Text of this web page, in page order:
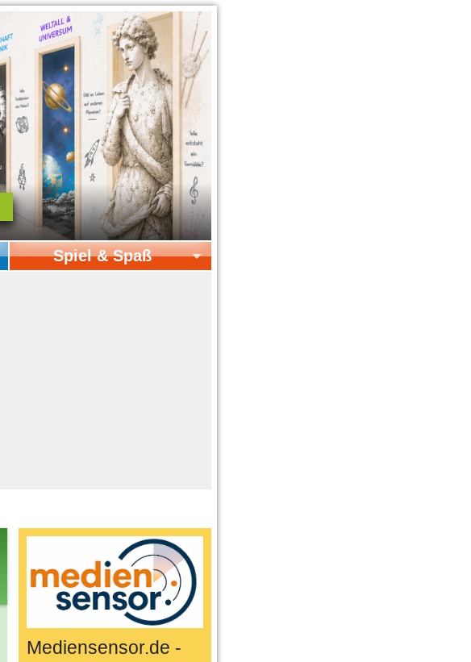
Spiel & Spaß
Reisen, Events & Sport
E-Cards
Mediensensor.de -